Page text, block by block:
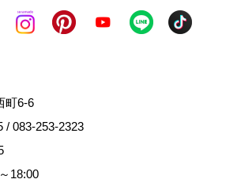
町6-6
/ 083-253-2323
～18:00